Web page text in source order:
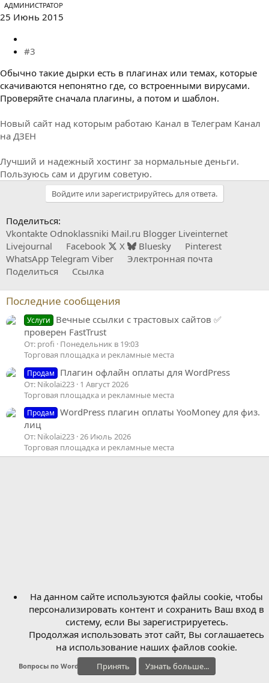
АДМИНИСТРАТОР
25 Июнь 2015
#3
Обычно такие дырки есть в плагинах или темах, которые
скачиваются непонятно где, со встроенными вирусами.
Проверяйте сначала плагины, а потом и шаблон.
Новый сайт над которым работаю Канал в Телеграм Канал
на ДЗЕН
Лучший и надежный хостинг за нормальные деньги.
Пользуюсь сам и другим советую.
Войдите или зарегистрируйтесь для ответа.
Поделиться:
Vkontakte Odnoklassniki Mail.ru Blogger Liveinternet
Livejournal
Facebook X Bluesky
Pinterest
WhatsApp Telegram Viber
Электронная почта
Поделиться
Ссылка
Последние сообщения
Услуги
Вечные ссылки с трастовых сайтов ✅
проверен FastTrust
От: profi
Понедельник в 19:03
Торговая площадка и рекламные места
Продам Плагин офлайн оплаты для WordPress
От: Nikolai223 1 Август 2026
Торговая площадка и рекламные места
Продам
WordPress плагин оплаты YooMoney для физ.
лиц
От: Nikolai223 26 Июль 2026
Торговая площадка и рекламные места
Вопросы по WordPress
На данном сайте используются файлы cookie, чтобы
персонализировать контент и сохранить Ваш вход в
систему, если Вы зарегистрируетесь.
Продолжая использовать этот сайт, Вы соглашаетесь
на использование наших файлов cookie.
Принять Узнать больше...